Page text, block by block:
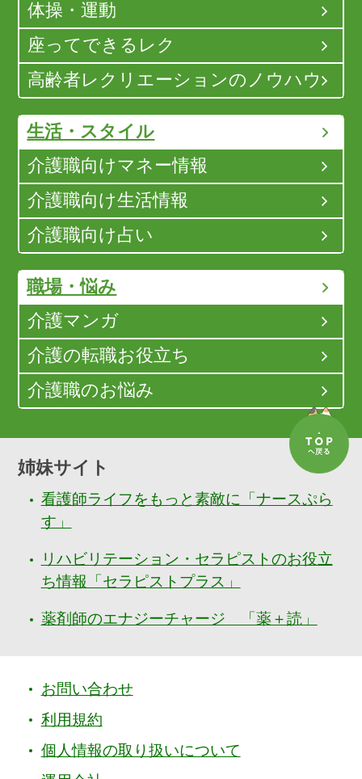
体操・運動
座ってできるレク
高齢者レクリエーションのノウハウ
生活・スタイル
介護職向けマネー情報
介護職向け生活情報
介護職向け占い
職場・悩み
介護マンガ
介護の転職お役立ち
介護職のお悩み
姉妹サイト
看護師ライフをもっと素敵に「ナースぷら
す」
リハビリテーション・セラピストのお役立
ち情報「セラピストプラス」
薬剤師のエナジーチャージ 「薬＋読」
お問い合わせ
利用規約
個人情報の取り扱いについて